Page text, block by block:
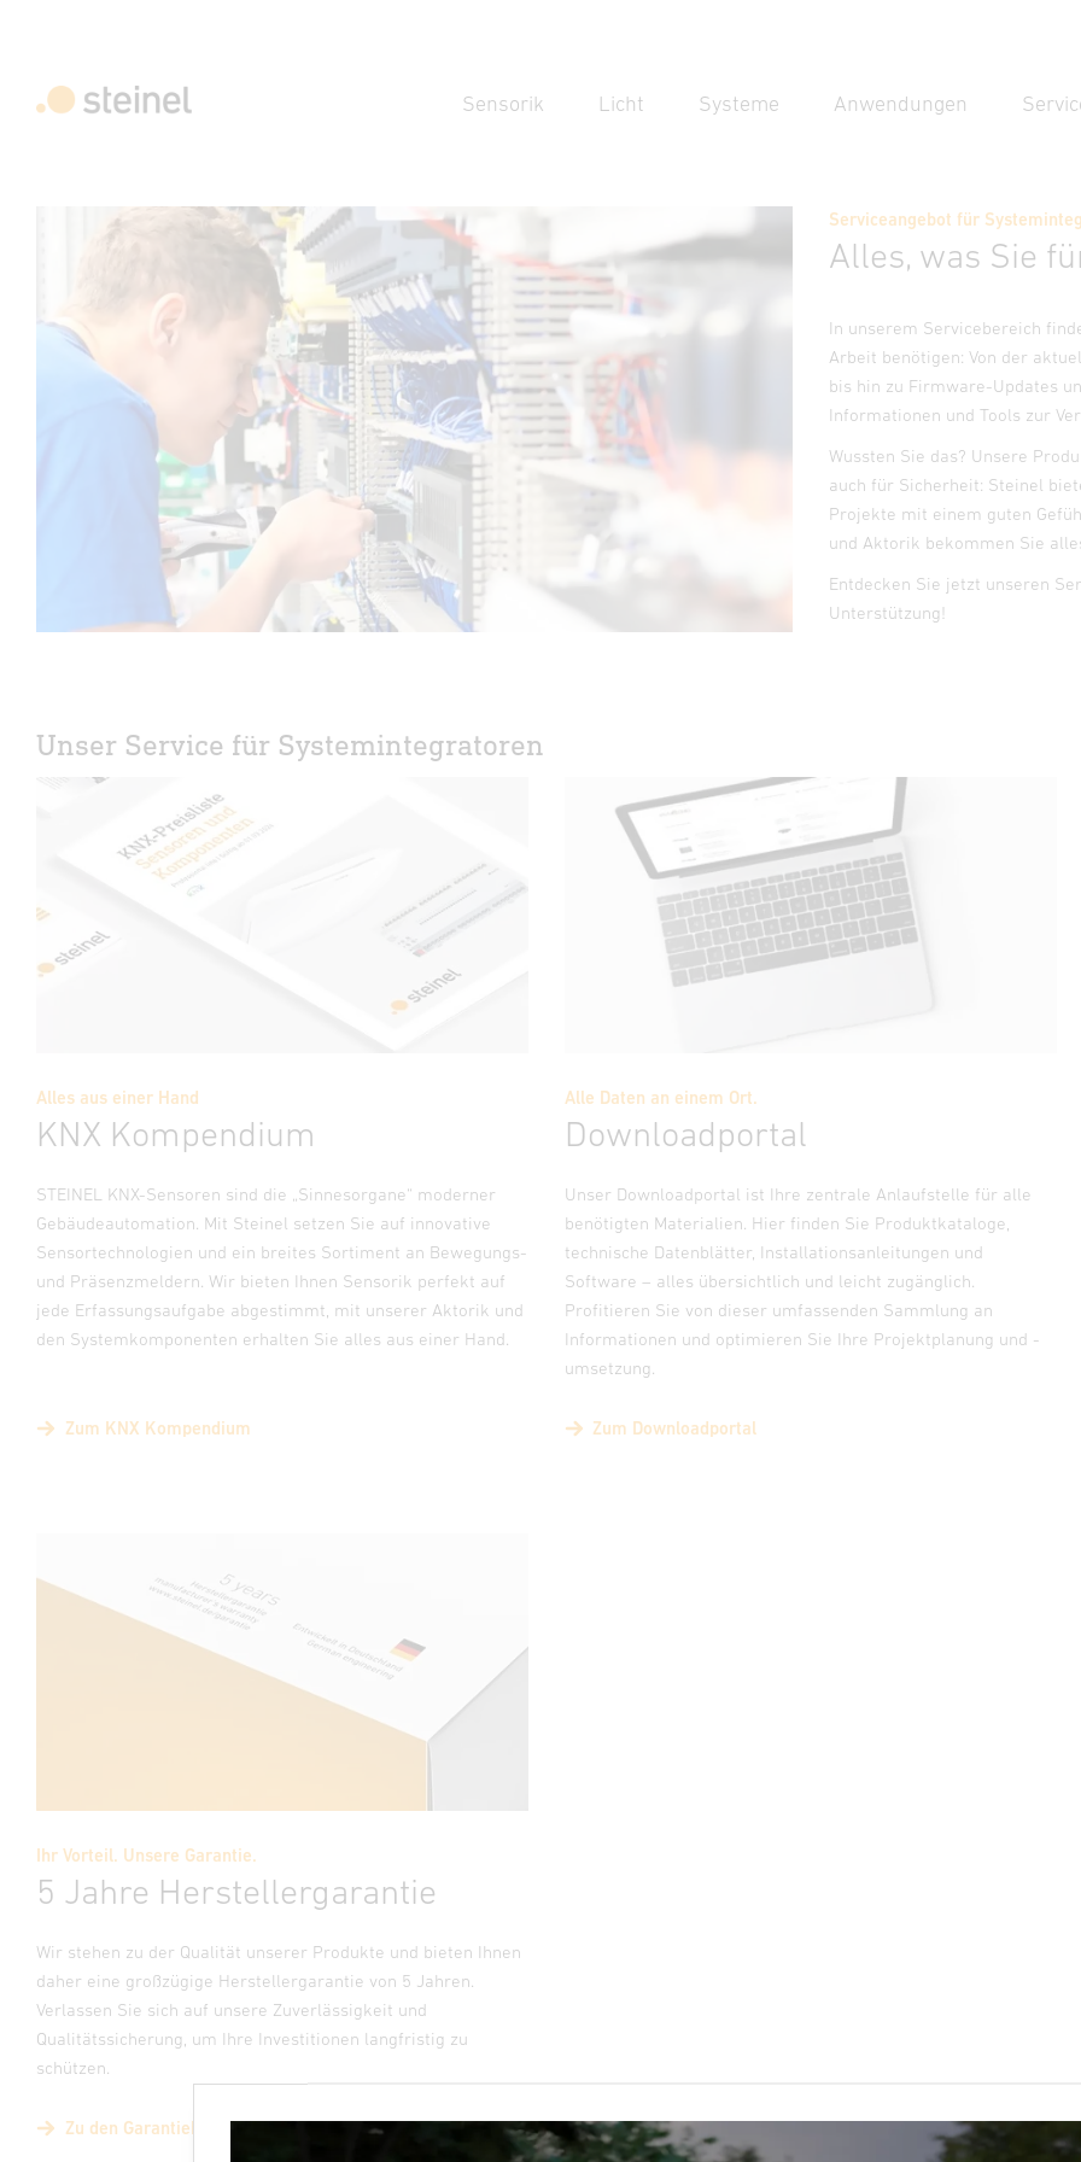
Sensorik Licht Systeme Anwendungen
Serviceangebot für
Alles, was Sie
In unserem Servicebereich
Arbeit benötigen: Von der
bis hin zu Firmware-Updates
Informationen und Tools zur
Wussten Sie das? Unsere
auch für Sicherheit: Steinel
Projekte mit einem guten
und Aktorik bekommen Sie
Entdecken Sie jetzt unseren
Unterstützung!
Unser Service für Systemintegratoren
Alles aus einer Hand
KNX Kompendium
STEINEL KNX-Sensoren sind die „Sinnesorgane“ moderner
Gebäudeautomation. Mit Steinel setzen Sie auf innovative
Sensortechnologien und ein breites Sortiment an Bewegungs-
und Präsenzmeldern. Wir bieten Ihnen Sensorik perfekt auf
jede Erfassungsaufgabe abgestimmt, mit unserer Aktorik und
den Systemkomponenten erhalten Sie alles aus einer Hand.
Zum KNX Kompendium
Alle Daten an einem Ort.
Downloadportal
Unser Downloadportal ist Ihre zentrale Anlaufstelle für alle
benötigten Materialien. Hier finden Sie Produktkataloge,
technische Datenblätter, Installationsanleitungen und
Software – alles übersichtlich und leicht zugänglich.
Profitieren Sie von dieser umfassenden Sammlung an
Informationen und optimieren Sie Ihre Projektplanung und -
umsetzung.
Zum Downloadportal
Ihr Vorteil. Unsere Garantie.
5 Jahre Herstellergarantie
Wir stehen zu der Qualität unserer Produkte und bieten Ihnen
daher eine großzügige Herstellergarantie von 5 Jahren.
Verlassen Sie sich auf unsere Zuverlässigkeit und
Qualitätssicherung, um Ihre Investitionen langfristig zu
schützen.
Zu den Garantiebestimmungen